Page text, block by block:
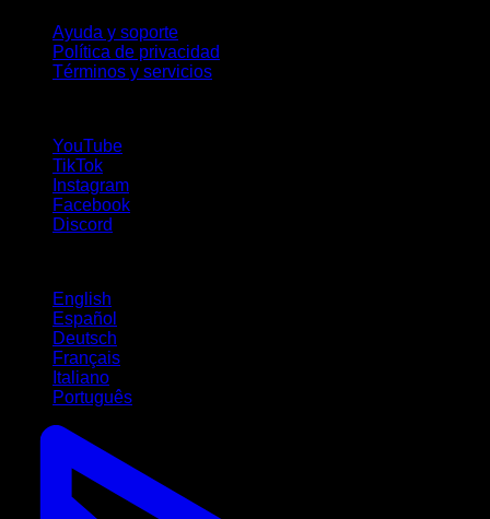
Ayuda y soporte
Política de privacidad
Términos y servicios
YouTube
TikTok
Instagram
Facebook
Discord
English
Español
Deutsch
Français
Italiano
Português